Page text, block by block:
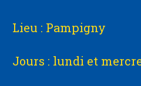
Lieu : Pampigny
Jours : lundi et